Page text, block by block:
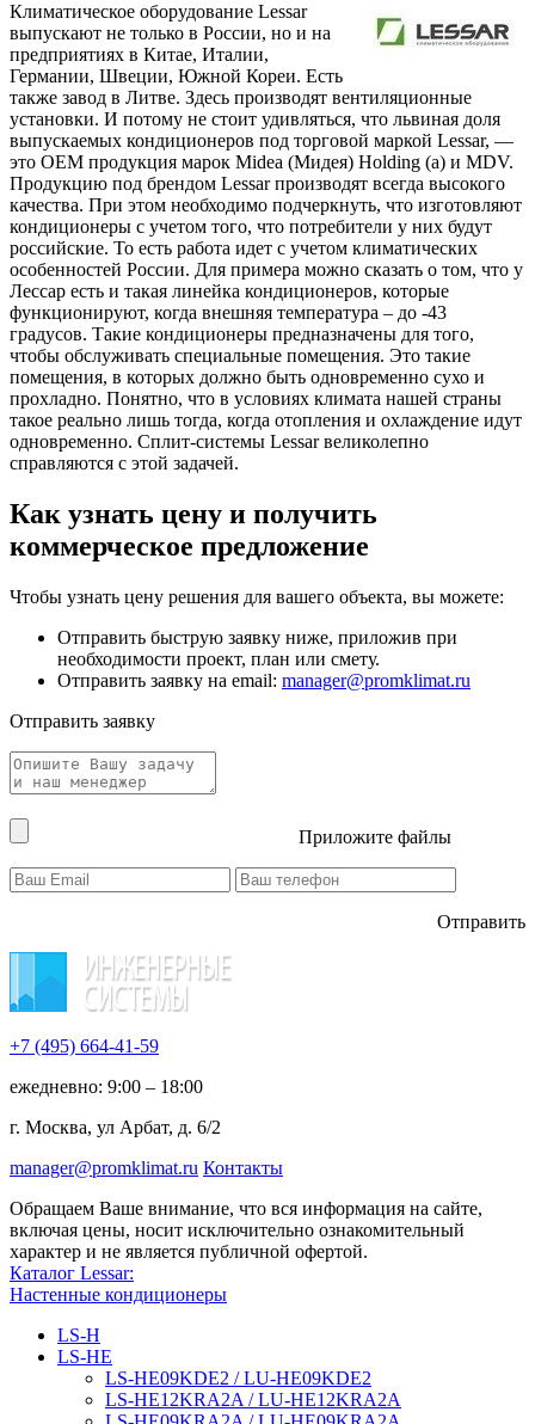
Климатическое оборудование Lessar
выпускают не только в России, но и на
предприятиях в Китае, Италии,
Германии, Швеции, Южной Кореи. Есть
также завод в Литве. Здесь производят вентиляционные
установки. И потому не стоит удивляться, что львиная доля
выпускаемых кондиционеров под торговой маркой Lessar, —
это OEM продукция марок Midea (Мидея) Holding (а) и MDV.
Продукцию под брендом Lessar производят всегда высокого
качества. При этом необходимо подчеркнуть, что изготовляют
кондиционеры с учетом того, что потребители у них будут
российские. То есть работа идет с учетом климатических
особенностей России. Для примера можно сказать о том, что у
Лессар есть и такая линейка кондиционеров, которые
функционируют, когда внешняя температура – до -43
градусов. Такие кондиционеры предназначены для того,
чтобы обслуживать специальные помещения. Это такие
помещения, в которых должно быть одновременно сухо и
прохладно. Понятно, что в условиях климата нашей страны
такое реально лишь тогда, когда отопления и охлаждение идут
одновременно. Сплит-системы Lessar великолепно
справляются с этой задачей.
Как узнать цену и получить
коммерческое предложение
Чтобы узнать цену решения для вашего объекта, вы можете:
Отправить быструю заявку ниже, приложив при
необходимости проект, план или смету.
Отправить заявку на email: manager@promklimat.ru
Отправить заявку
Приложите файлы
Отправить
+7 (495) 664-41-59
ежедневно: 9:00 – 18:00
г. Москва, ул Арбат, д. 6/2
manager@promklimat.ru Контакты
Обращаем Ваше внимание, что вся информация на сайте,
включая цены, носит исключительно ознакомительный
характер и не является публичной офертой.
Каталог Lessar:
Настенные кондиционеры
LS-H
LS-HE
LS-HE09KDE2 / LU-HE09KDE2
LS-HE12KRA2A / LU-HE12KRA2A